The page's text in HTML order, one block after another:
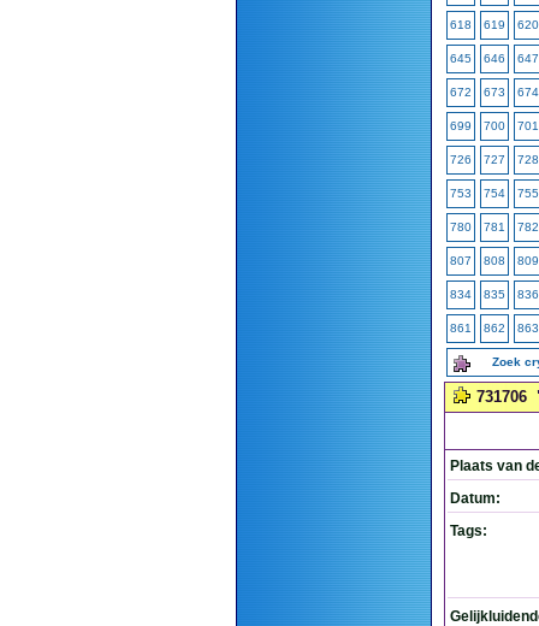
618 619 620
645 646 647
672 673 674
699 700 701
726 727 728
753 754 755
780 781 782
807 808 809
834 835 836
861 862 863
Zoek
731706
Plaats van
Datum:
Tags: